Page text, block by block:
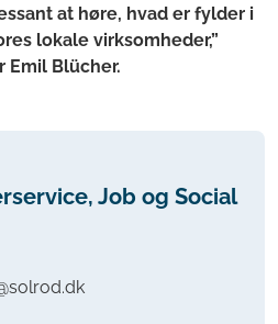
at høre, hvad er fylder i
lokale virksomheder,”
Emil Blücher.
Job og Social